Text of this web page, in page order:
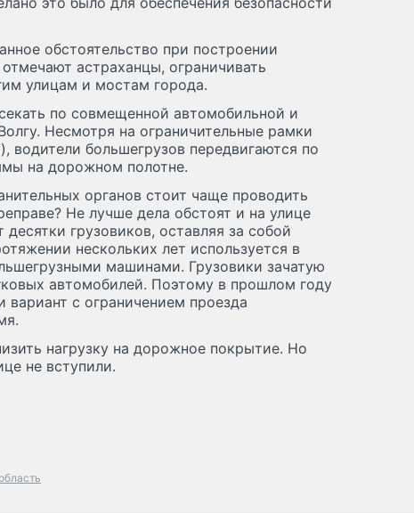
обстоятельство при построении
астраханцы, ограничивать
улицам и мостам города.
по совмещенной автомобильной и
Несмотря на ограничительные рамки
водители большегрузов передвигаются по
на дорожном полотне.
органов стоит чаще проводить
Не лучше дела обстоят и на улице
грузовиков, оставляя за собой
нескольких лет используется в
машинами. Грузовики зачатую
автомобилей. Поэтому в прошлом году
вариант с ограничением проезда
нагрузку на дорожное покрытие. Но
не вступили.